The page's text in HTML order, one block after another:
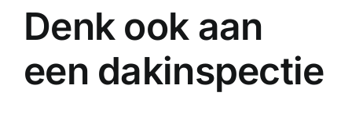
Denk ook aan
een dakinspectie